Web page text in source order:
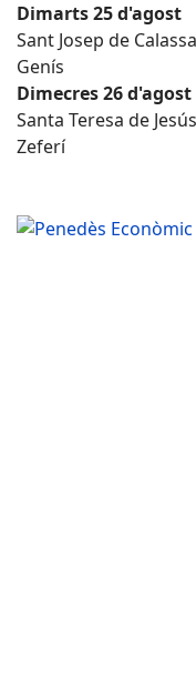
Dimarts 25 d'agost
Sant Josep de
Genís
Dimecres 26 d'agost
Santa Teresa de
Zeferí